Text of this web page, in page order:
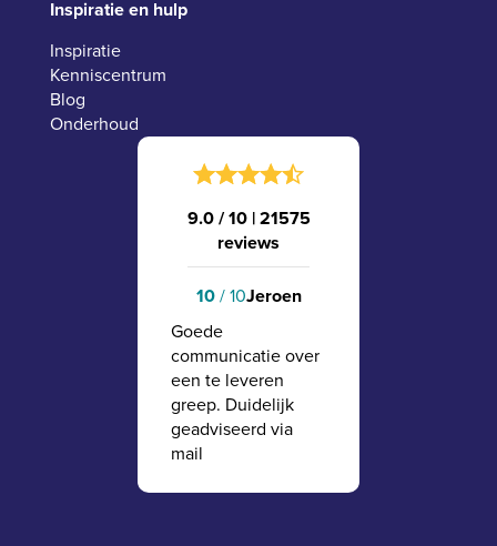
Inspiratie en hulp
Inspiratie
Kenniscentrum
Blog
Onderhoud
9.0 / 10 |21575
reviews
10/ 10Jeroen
Goede
communicatie over
een te leveren
greep. Duidelijk
geadviseerd via
mail